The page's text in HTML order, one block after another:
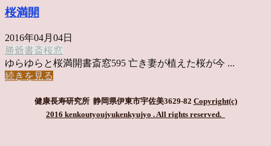
桜満開
2016年04月04日
勝爺書斎桜窓
ゆらゆらと桜満開書斎窓595 亡き妻が植えた桜が今 ...
続きを見る
健康長寿研究所 静岡県伊東市宇佐美3629-82 Copyright(c)
2016 kenkoutyoujyukenkyujyo . All rights reserved.